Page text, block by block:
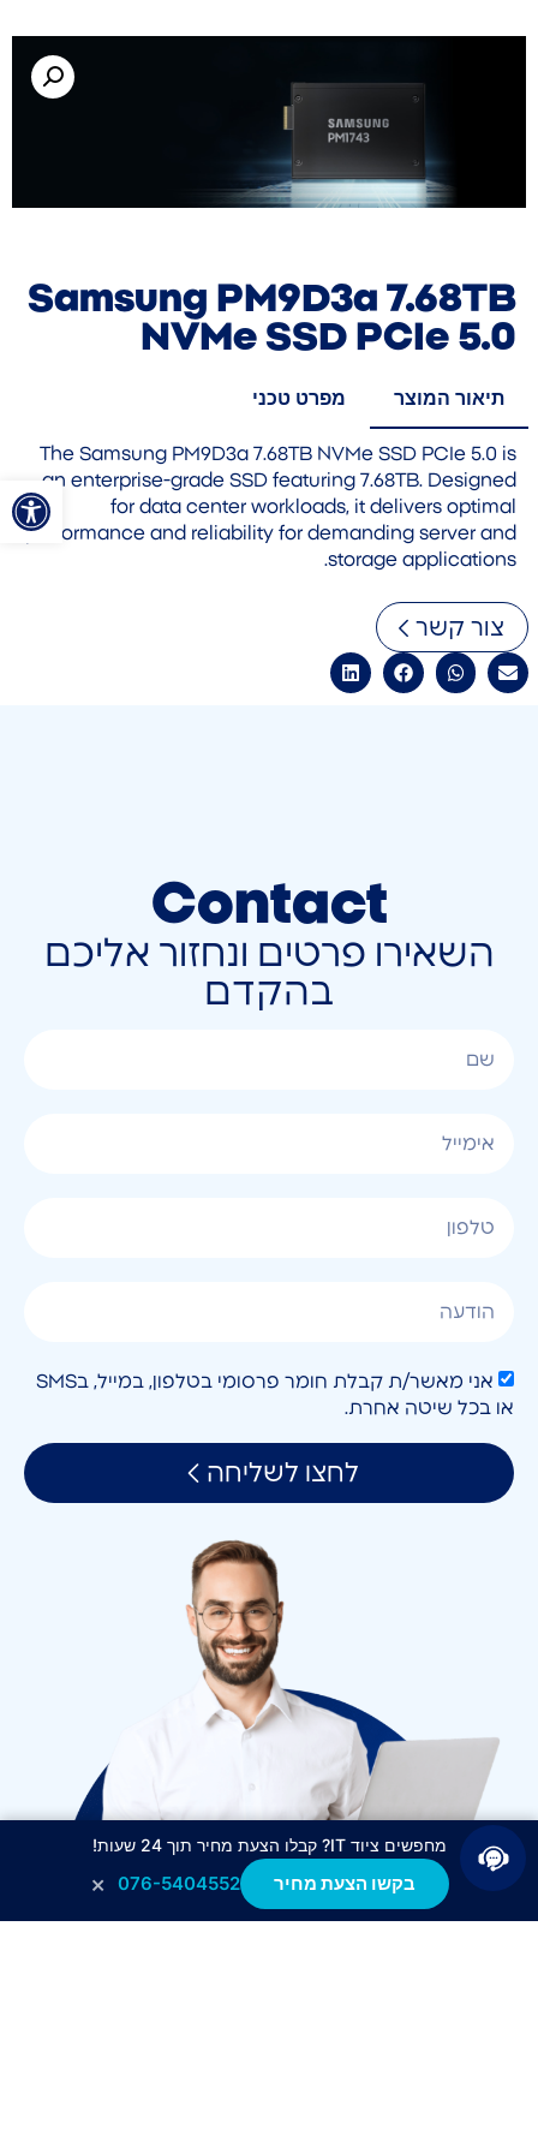
פתח
Samsung PM9D3a 7.68TB
NVMe SSD PCIe 5.0
תיאור המוצר מפרט טכני
The Samsung PM9D3a 7.68TB NVMe SSD PCIe 5.0 is
an enterprise-grade SSD featuring 7.68TB. Designed
for data center workloads, it delivers optimal
performance and reliability for demanding server and
storage applications.
צור קשר
Contact
השאירו פרטים ונחזור אליכם
בהקדם
אני מאשר/ת קבלת חומר פרסומי בטלפון, במייל, בSMS
או בכל שיטה אחרת.
לחצו לשליחה
מחפשים ציוד IT? קבלו הצעת מחיר תוך 24 שעות!
בקשו הצעת מחיר 076-5404552
×